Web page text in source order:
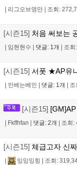
| 리그오브영만 | 조회:
[시즌15] 처음 써보는
| 임현현수 | 댓글: 1개 | 조
[시즌15] 서폿 ★AP유
| 인베는베인 | 댓글: 1개 | 조
[시즌15]
| Fkffhfan | 댓글: 2개 | 조회:
[시즌15] 체급고자 신
| 잉잉잉힝 | 조회: